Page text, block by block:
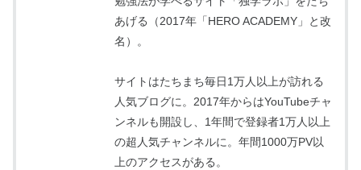
あげる（2017年「HERO ACADEMY」と改
名）。
サイトはたちまち毎日1万人以上が訪れる
人気ブログに。2017年からはYouTubeチャ
ンネルも開設し、1年間で登録者1万人以上
の超人気チャンネルに。年間1000万PV以
上のアクセスがある。